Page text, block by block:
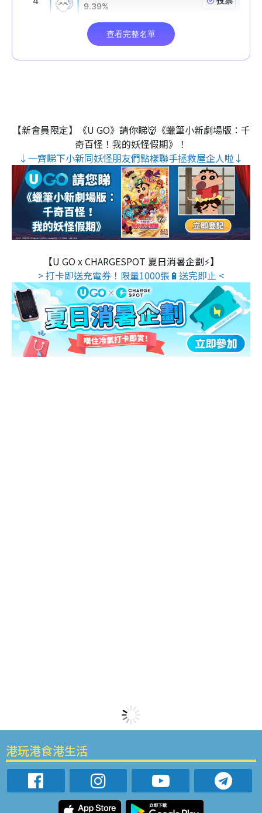
【新會員限定】《U GO》請你睇👹《蠟筆小新劇場版：千
奇百怪！我的妖怪假期》！
↓一齊睇下小新同妖怪朋友們點樣聯手拯救屋企人啦↓
【U GO x CHARGESPOT 夏日消暑企劃⚡】
> 打卡即送充電券！限量1000張🔋送完即止 <
港玩港食港生活